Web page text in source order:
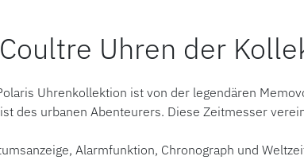
Uhren der
Uhrenkollektion ist von der legendären
des urbanen Abenteurers. Diese Zeitmesser
Alarmfunktion, Chronograph und